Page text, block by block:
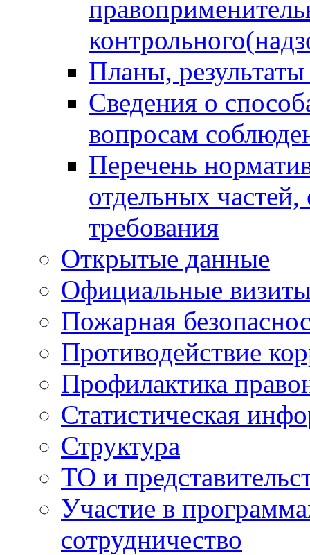
Планы,
Сведения о
вопросам
Перечень
отдельных
требования
Открытые данные
Официальные
Пожарная
Противодействие
Профилактика
Статистическая
Структура
ТО и
Участие в
сотрудничество